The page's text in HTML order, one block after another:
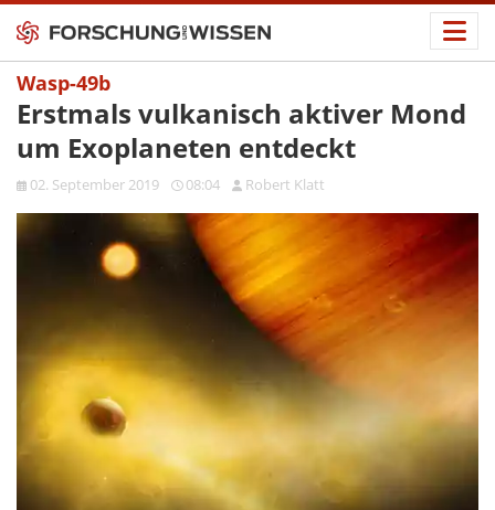
Wasp-49b
Erstmals vulkanisch aktiver Mond
um Exoplaneten entdeckt
02. September 2019 08:04 Robert Klatt